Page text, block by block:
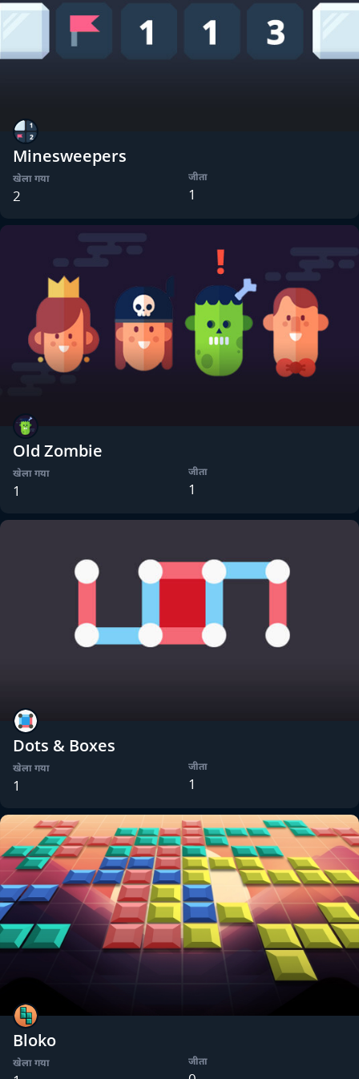
Minesweepers
खेला गया
2
जीता
1
Old Zombie
खेला गया
1
जीता
1
Dots & Boxes
खेला गया
1
जीता
1
Bloko
खेला गया जीता